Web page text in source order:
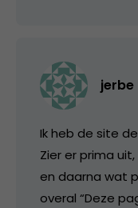
jerbe
Ik heb de site
Zier er prima
en daarna wat
overal “Deze